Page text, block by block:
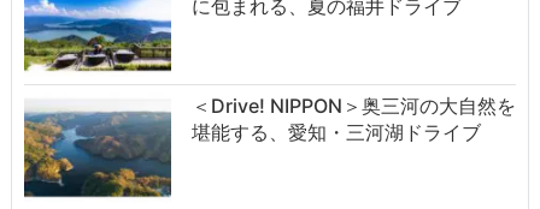
に包まれる、夏の福井ドライブ
＜Drive! NIPPON＞奥三河の大自然を
堪能する、愛知・三河湖ドライブ